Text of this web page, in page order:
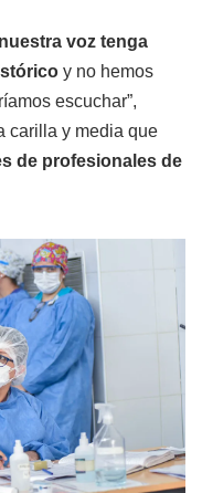
voz tenga
y no hemos
escuchar”,
carilla y media que
de profesionales de